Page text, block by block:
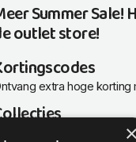
Summer Sale!
outlet store!
extra hoge
Actuele en populaire ×